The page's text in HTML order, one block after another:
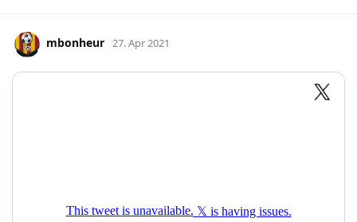
mbonheur 27. Apr 2021